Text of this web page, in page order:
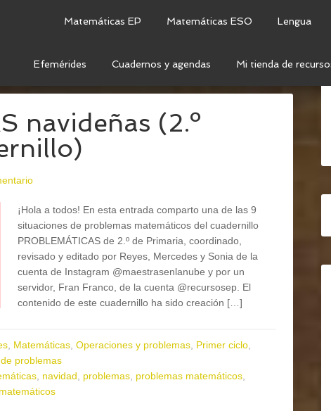
Matemáticas EP Matemáticas ESO Lengua
Efemérides Cuadernos y agendas Mi tienda de
navideñas (2.º
¡Hola a todos! En esta entrada comparto una de las 9
situaciones de problemas matemáticos del cuadernillo
PROBLEMÁTICAS de 2.º de Primaria, coordinado,
revisado y editado por Reyes, Mercedes y Sonia de la
cuenta de Instagram @maestrasenlanube y por un
servidor, Fran Franco, de la cuenta @recursosep. El
contenido de este cuadernillo ha sido creación […]
Matemáticas Operaciones y problemas Primer ciclo
problemas
navidad problemas problemas matemáticos